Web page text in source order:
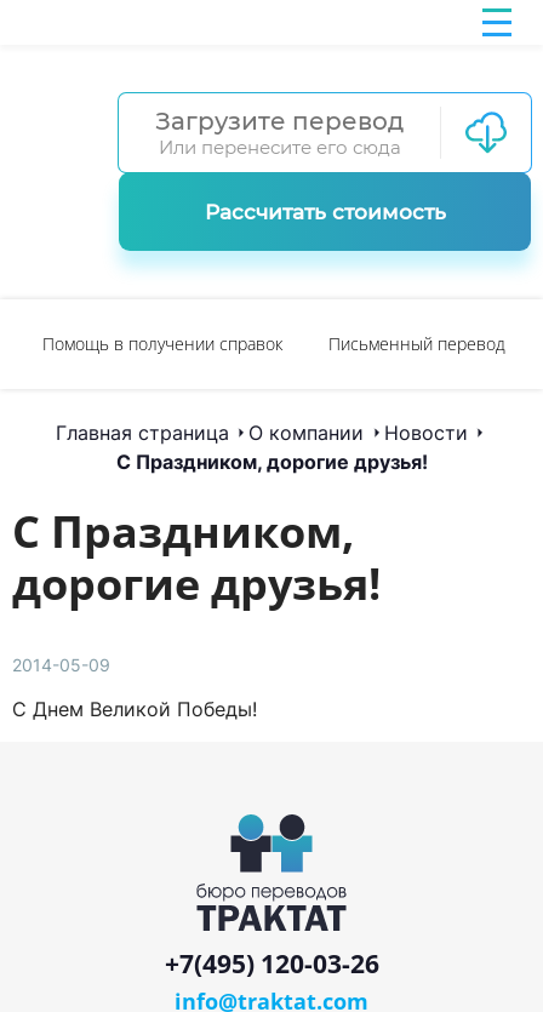
Загрузите перевод
Или перенесите его сюда
Рассчитать стоимость
Помощь в получении справок Письменный перевод
Главная страница О компании
Новости
С Праздником, дорогие друзья!
С Праздником,
дорогие друзья!
2014-05-09
С Днем Великой Победы!
+7(495) 120-03-26
info@traktat.com